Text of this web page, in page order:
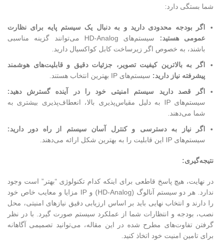
شما بستگی دارد:
اگر بودجه محدودی دارید و به دنبال یک سیستم پایه برای نظارت
عمومی هستید:
سیستم‌های HD-Analog می‌توانند گزینه مناسبی
باشند، به خصوص اگر زیرساخت کابل کواکسیال دارید.
اگر به بالاترین کیفیت تصویر، جزئیات دقیق و قابلیت‌های هوشمند
پیشرفته نیاز دارید: سیستم‌های IP بهترین انتخاب هستند.
اگر قصد دارید سیستم امنیتی خود را در آینده گسترش دهید:
سیستم‌های IP به دلیل مقیاس‌پذیری بالا، انعطاف‌پذیری بیشتری به
شما می‌دهند.
اگر نیاز به دسترسی و کنترل آسان سیستم از راه دور دارید:
سیستم‌های IP این قابلیت را به بهترین شکل ارائه می‌دهند.
نتیجه‌گیری:
در نهایت، هیچ پاسخ قاطعی برای اینکه کدام تکنولوژی “بهتر” است وجود
ندارد. هر دو سیستم آنالوگ (HD-Analog) و IP مزایا و معایب خاص خود
را دارند و انتخاب نهایی باید بر اساس ارزیابی دقیق نیازهای امنیتی، محل
نصب، بودجه و انتظارات شما از عملکرد سیستم صورت گیرد. با در نظر
گرفتن تفاوت‌های مطرح شده در این مقاله، می‌توانید تصمیمی آگاهانه
برای تامین امنیت خود اتخاذ کنید.